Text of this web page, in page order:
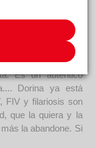
algo totalmente
paso del tiempo y
carácter:
Le encanta
se acerca y es
Es un auténtico
Dorina ya está
FIV y filariosis son
que la quiera y la
la abandone. Si